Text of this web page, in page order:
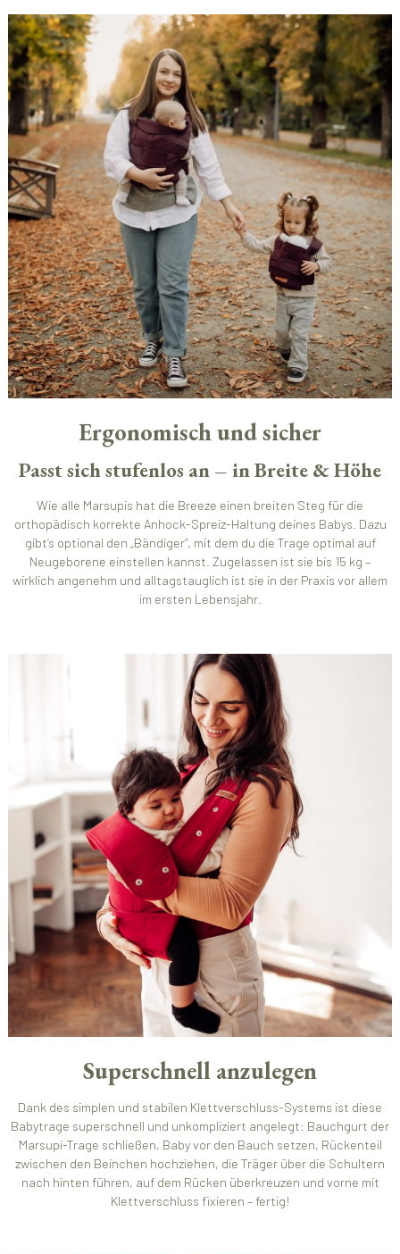
Ergonomisch und sicher
Passt sich stufenlos an – in Breite & Höhe
Wie alle Marsupis hat die Breeze einen breiten Steg für die
orthopädisch korrekte Anhock-Spreiz-Haltung deines Babys. Dazu
gibt’s optional den „Bändiger“, mit dem du die Trage optimal auf
Neugeborene einstellen kannst. Zugelassen ist sie bis 15 kg –
wirklich angenehm und alltagstauglich ist sie in der Praxis vor allem
im ersten Lebensjahr.
Superschnell anzulegen
Dank des simplen und stabilen Klettverschluss-Systems ist diese
Babytrage superschnell und unkompliziert angelegt: Bauchgurt der
Marsupi-Trage schließen, Baby vor den Bauch setzen, Rückenteil
zwischen den Beinchen hochziehen, die Träger über die Schultern
nach hinten führen, auf dem Rücken überkreuzen und vorne mit
Klettverschluss fixieren – fertig!